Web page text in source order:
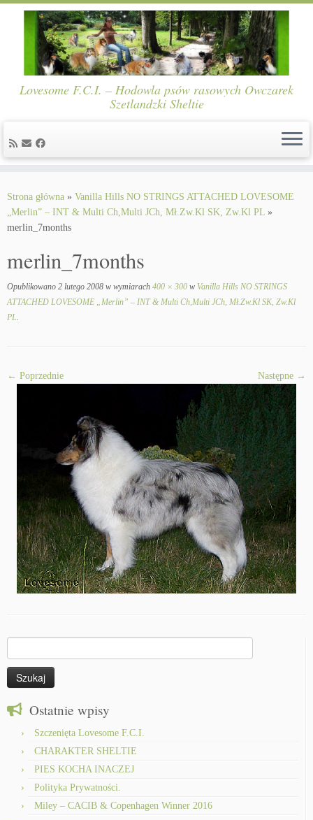
content
Lovesome F.C.I. – Hodowla psów rasowych Owczarek
Szetlandzki Sheltie
Strona główna » Vanilla Hills NO STRINGS ATTACHED LOVESOME
„Merlin” – INT & Multi Ch,Multi JCh, Mł.Zw.Kl SK, Zw.Kl PL »
merlin_7months
merlin_7months
Opublikowano 2 lutego 2008 w wymiarach 400 × 300 w Vanilla Hills NO STRINGS
ATTACHED LOVESOME „Merlin” – INT & Multi Ch,Multi JCh, Mł.Zw.Kl SK, Zw.Kl
PL.
← Poprzednie Następne →
Ostatnie wpisy
Szczenięta Lovesome F.C.I.
CHARAKTER SHELTIE
PIES KOCHA INACZEJ
Polityka Prywatności.
Miley – CACIB & Copenhagen Winner 2016